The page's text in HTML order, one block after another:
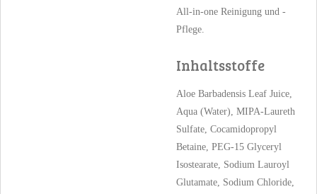
All-in-one Reinigung und -
Pflege.
Inhaltsstoffe
Aloe Barbadensis Leaf Juice,
Aqua (Water), MIPA-Laureth
Sulfate, Cocamidopropyl
Betaine, PEG-15 Glyceryl
Isostearate, Sodium Lauroyl
Glutamate, Sodium Chloride,